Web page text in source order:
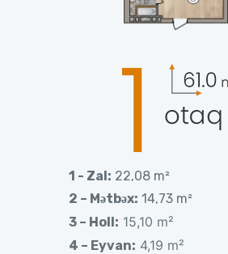
1­ -­­­ Zal: 22,08 m²
2­ – Mətbəx: 14,73 m²
3 – Holl: 15,10 m²
4 – Eyvan: 4,19 m²